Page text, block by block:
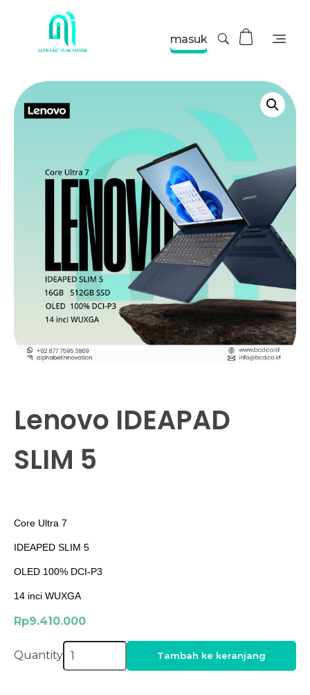
masuk
Lenovo IDEAPAD
SLIM 5
Core Ultra 7
IDEAPED SLIM 5
OLED 100% DCI-P3
14 inci WUXGA
Rp9.410.000
Quantity Tambah ke keranjang